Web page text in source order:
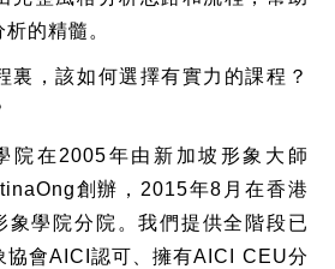
的精髓。
裏，該如何選擇有實力的課程？
院在2005年由新加坡形象大師
創辦，2015年8月在香港
學院分院。我們提供全階段已
協會AICI認可、擁有AICI CEU分